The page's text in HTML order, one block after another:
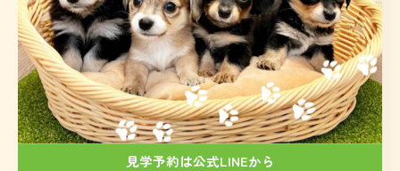
ブリーダーは遺伝疾患のリスク管理やワクチン接種、定
期的な健康診断を徹底しており、譲渡前の健康チェック
が細かく行われています。購入後も健康相談やアフター
フォローが期待できるのが強みです。
一方、ペットショップでは複数の犬が一緒に展示される
ため、感染症リスクやストレスが高まる場合がありま
見学予約は公式LINEから